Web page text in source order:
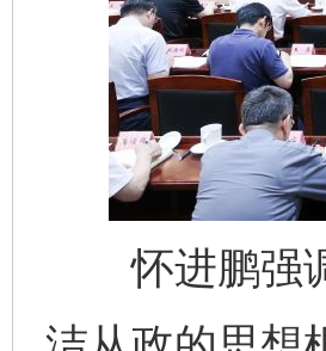
怀进鹏强调